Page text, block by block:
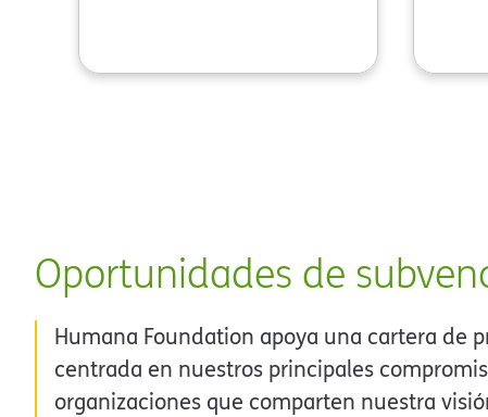
Oportunidades de
Humana Foundation apoya una cartera de
centrada en nuestros principales
organizaciones que comparten nuestra